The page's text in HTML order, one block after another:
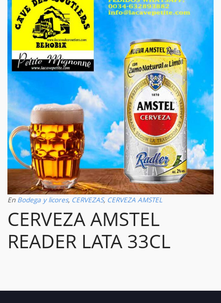
En Bodega y licores, CERVEZAS, CERVEZA AMSTEL
CERVEZA AMSTEL
READER LATA 33CL